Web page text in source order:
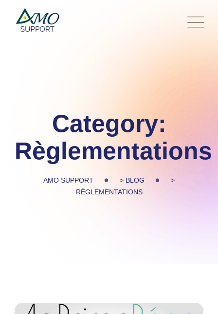
content
Category:
Règlementations
AMO SUPPORT > BLOG
>
RÈGLEMENTATIONS